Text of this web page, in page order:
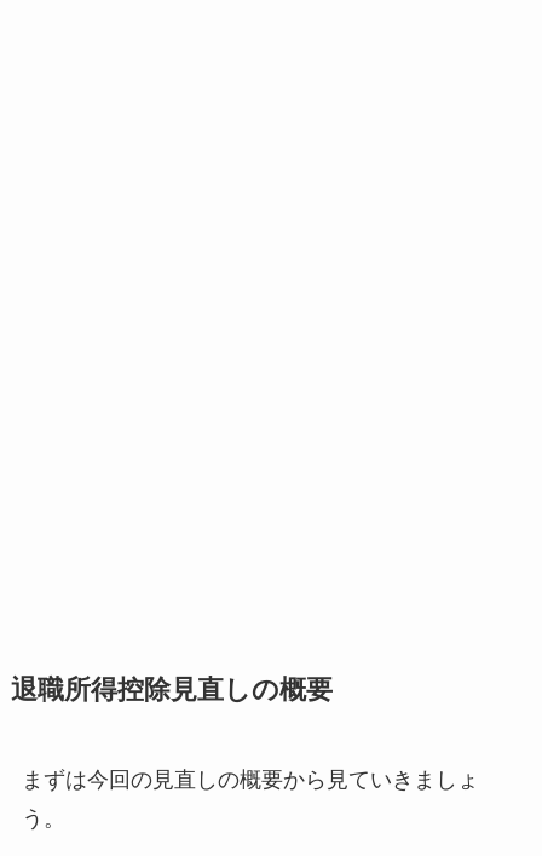
退職所得控除見直しの概要
まずは今回の見直しの概要から見ていきましょ
う。